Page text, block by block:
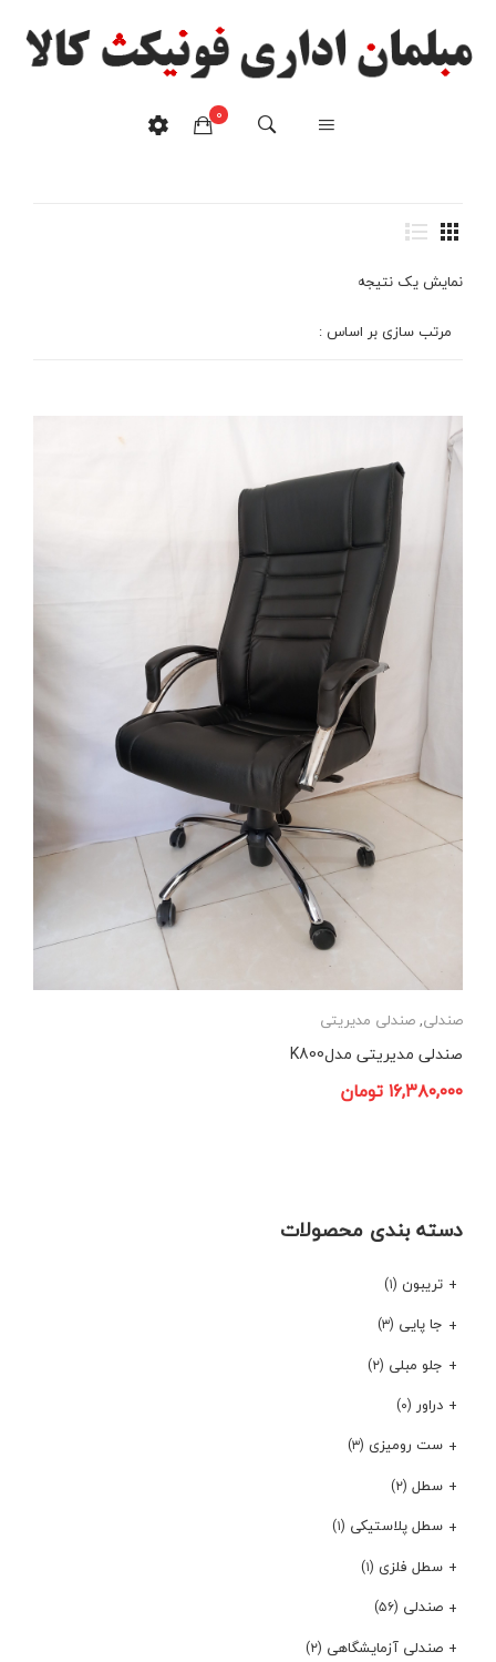
0
صندلی مدیریتی
خانه
نمایش یک نتیجه
مرتب سازی بر اساس :
صندلی,صندلی مدیریتی
صندلی مدیریتی مدلK800
۱۶,۳۸۰,۰۰۰تومان
دسته بندی محصولات
تریبون (۱)
جا پایی (۳)
جلو مبلی (۲)
دراور (۰)
ست رومیزی (۳)
سطل (۲)
سطل پلاستیکی (۱)
سطل فلزی (۱)
صندلی (۵۶)
صندلی آزمایشگاهی (۲)